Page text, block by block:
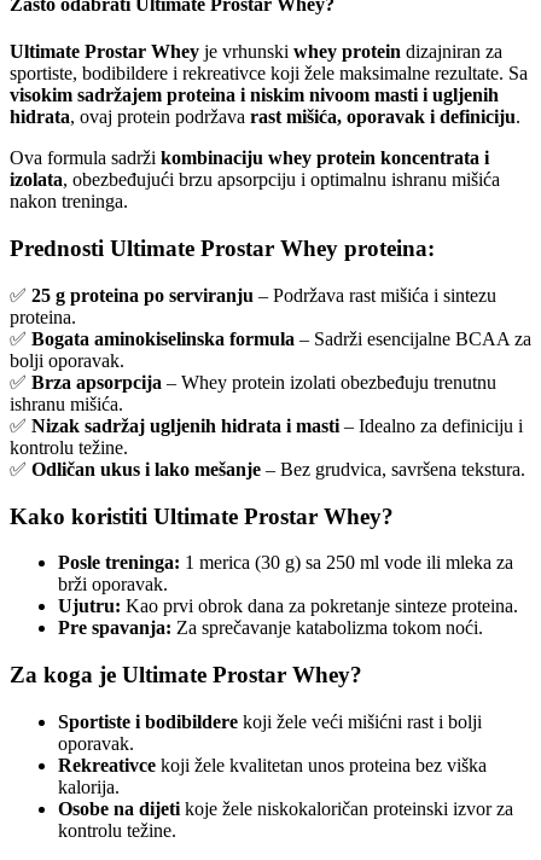
Zašto odabrati Ultimate Prostar Whey?
Ultimate Prostar Whey je vrhunski whey protein dizajniran za
sportiste, bodibildere i rekreativce koji žele maksimalne rezultate. Sa
visokim sadržajem proteina i niskim nivoom masti i ugljenih
hidrata, ovaj protein podržava rast mišića, oporavak i definiciju.
Ova formula sadrži kombinaciju whey protein koncentrata i
izolata, obezbeđujući brzu apsorpciju i optimalnu ishranu mišića
nakon treninga.
Prednosti Ultimate Prostar Whey proteina:
✅ 25 g proteina po serviranju – Podržava rast mišića i sintezu
proteina.
✅ Bogata aminokiselinska formula – Sadrži esencijalne BCAA za
bolji oporavak.
✅ Brza apsorpcija – Whey protein izolati obezbeđuju trenutnu
ishranu mišića.
✅ Nizak sadržaj ugljenih hidrata i masti – Idealno za definiciju i
kontrolu težine.
✅ Odličan ukus i lako mešanje – Bez grudvica, savršena tekstura.
Kako koristiti Ultimate Prostar Whey?
Posle treninga: 1 merica (30 g) sa 250 ml vode ili mleka za
brži oporavak.
Ujutru: Kao prvi obrok dana za pokretanje sinteze proteina.
Pre spavanja: Za sprečavanje katabolizma tokom noći.
Za koga je Ultimate Prostar Whey?
Sportiste i bodibildere koji žele veći mišićni rast i bolji
oporavak.
Rekreativce koji žele kvalitetan unos proteina bez viška
kalorija.
Osobe na dijeti koje žele niskokaloričan proteinski izvor za
kontrolu težine.